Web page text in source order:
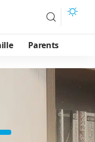
Parents